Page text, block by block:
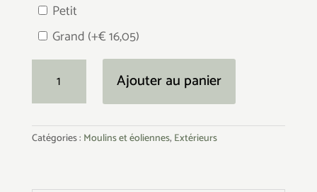
Petit
Grand (+€16,05)
Moulin
Pastilles
N°53
Ajouter au panier
Catégories : Moulins et éoliennes, Extérieurs